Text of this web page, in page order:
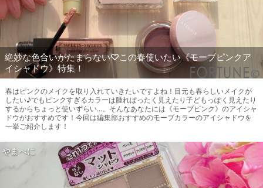
絶妙な色合いがたまらない♡この春使いたい《モーブピンクア
イシャドウ》特集！
春はピンクのメイクを取り入れていきたいですよね！目元も春らしいメイクが
したい♪でもピンクすぎるカラーは腫れぼったく見えたり子どもっぽく見えたり
するからちょっと使いずらい...。そんなあなたには《モーブピンク》のアイシャ
ドウがおすすめです！今回は編集部おすすめのモーブカラーのアイシャドウを
一挙ご紹介します！
やまべに